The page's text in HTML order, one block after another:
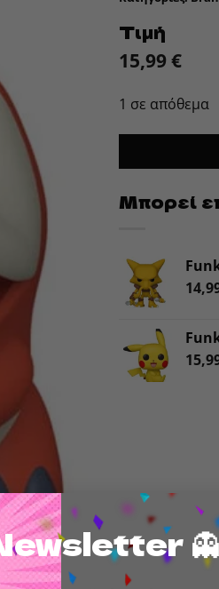
👻
Τιμή
15,99€
1 σε απόθεμα
Μπορεί